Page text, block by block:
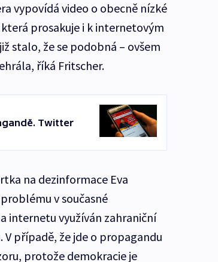
vypovídá video o obecně nízké
prosakuje i k internetovým
stalo, že se podobná – ovšem
říká Fritscher.
Twitter
na dezinformace Eva
v současné
internetu využíván zahraniční
případě, že jde o propagandu
protože demokracie je